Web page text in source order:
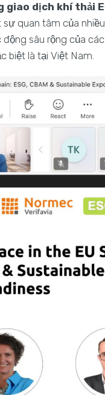
giao dịch khí thải
quan tâm của
động sâu rộng của
biệt là tại Việt Nam.